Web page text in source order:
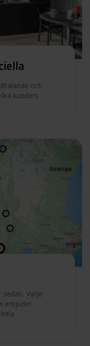
och
kunders
Varje
erbjuder